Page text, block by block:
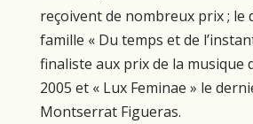
reçoivent de nombreux prix ; le
famille « Du temps et de
finaliste aux prix de la musique
2005 et « Lux Feminae » le
Montserrat Figueras.